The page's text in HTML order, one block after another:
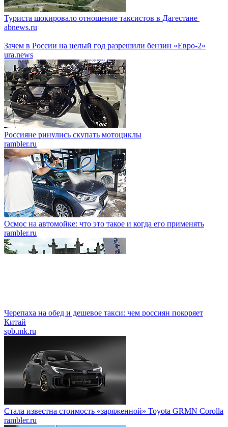
Туриста шокировало отношение таксистов в Дагестане
abnews.ru
Зачем в России на целый год разрешили бензин «Евро-2»
ura.news
Россияне ринулись скупать мотоциклы
rambler.ru
Осмос на автомойке: что это такое и когда его применять
rambler.ru
Черепаха на обед и дешевое такси: чем россиян покоряет
Китай
spb.mk.ru
Стала известна стоимость «заряженной» Toyota GRMN Corolla
rambler.ru